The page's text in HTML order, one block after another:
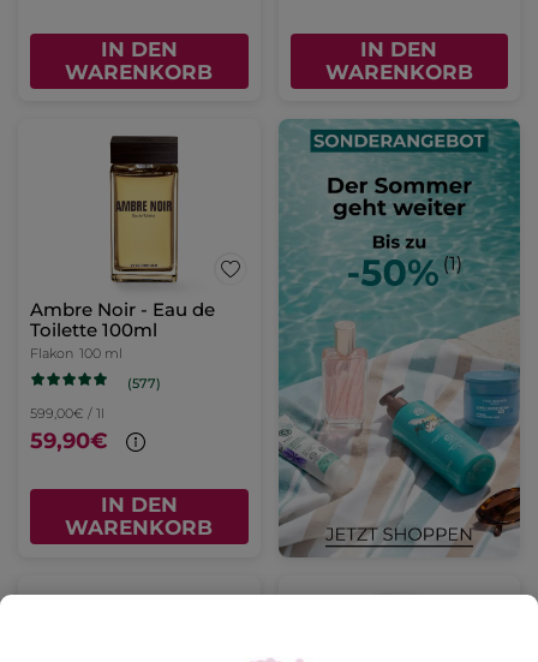
IN DEN
WARENKORB
IN DEN
WARENKORB
Ambre Noir - Eau de
Toilette 100ml
Flakon 100 ml
(577)
599,00€ / 1l
59,90€
IN DEN
WARENKORB